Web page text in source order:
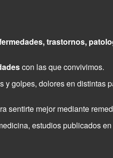
trastornos,
con las que convivimos.
golpes, dolores en distintas
sentirte mejor mediante
estudios publicados